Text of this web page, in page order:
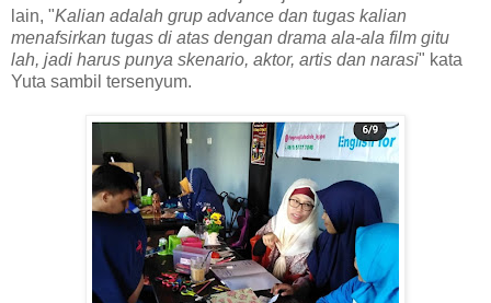
lain, "Kalian adalah grup advance dan tugas kalian
menafsirkan tugas di atas dengan drama ala-ala film gitu
lah, jadi harus punya skenario, aktor, artis dan narasi" kata
Yuta sambil tersenyum.